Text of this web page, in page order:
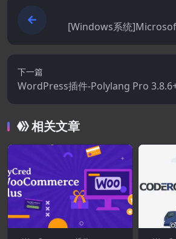
[Windows系统
4
下一篇
WordPress插件-Polylang Pro
Poly Pro 1.6.1–多语言WordPress插
相关文章